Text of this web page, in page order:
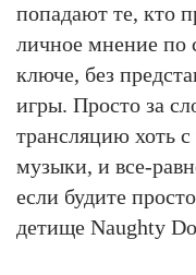
попадают те, кто
личное мнение по
ключе, без
игры. Просто за
трансляцию хоть
музыки, и все-
если будите
детище Naughty